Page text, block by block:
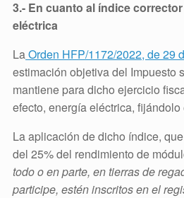
3.- En cuanto al índice
eléctrica
LaOrden HFP/1172/2022, de 29
estimación objetiva del Impuesto
mantiene para dicho ejercicio
efecto, energía eléctrica, fijándolo
La aplicación de dicho índice,
del 25% del rendimiento de
todo o en parte, en tierras de
participe, estén inscritos en el